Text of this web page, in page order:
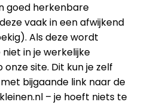
goed herkenbare
vaak in een afwijkend
Als deze wordt
in je werkelijke
site. Dit kun je zelf
bijgaande link naar de
– je hoeft niets te